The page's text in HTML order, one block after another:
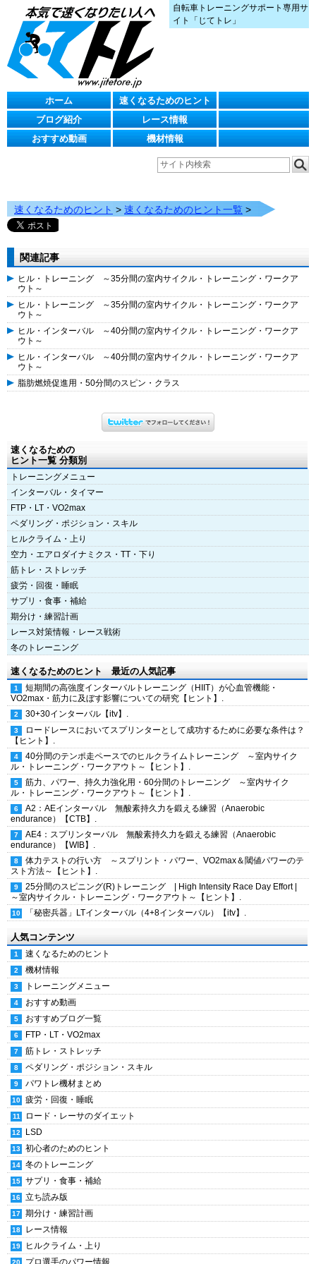
自転車トレーニングサポート専用サ
イト「じてトレ」
ホーム
速くなるためのヒント
ブログ紹介
レース情報
おすすめ動画
機材情報
速くなるためのヒント > 速くなるためのヒント一覧 >
関連記事
ヒル・トレーニング ～35分間の室内サイクル・トレーニング・ワークア
ウト～
ヒル・トレーニング ～35分間の室内サイクル・トレーニング・ワークア
ウト～
ヒル・インターバル ～40分間の室内サイクル・トレーニング・ワークア
ウト～
ヒル・インターバル ～40分間の室内サイクル・トレーニング・ワークア
ウト～
脂肪燃焼促進用・50分間のスピン・クラス
速くなるための
ヒント一覧 分類別
トレーニングメニュー
インターバル・タイマー
FTP・LT・VO2max
ペダリング・ポジション・スキル
ヒルクライム・上り
空力・エアロダイナミクス・TT・下り
筋トレ・ストレッチ
疲労・回復・睡眠
サプリ・食事・補給
期分け・練習計画
レース対策情報・レース戦術
冬のトレーニング
速くなるためのヒント 最近の人気記事
短期間の高強度インターバルトレーニング（HIIT）が心血管機能・
VO2max・筋力に及ぼす影響についての研究【ヒント】.
30+30インターバル【itv】.
ロードレースにおいてスプリンターとして成功するために必要な条件は？
【ヒント】.
40分間のテンポ走ペースでのヒルクライムトレーニング ～室内サイク
ル・トレーニング・ワークアウト～【ヒント】.
筋力、パワー、持久力強化用・60分間のトレーニング ～室内サイク
ル・トレーニング・ワークアウト～【ヒント】.
A2：AEインターバル 無酸素持久力を鍛える練習（Anaerobic
endurance）【CTB】.
AE4：スプリンターバル 無酸素持久力を鍛える練習（Anaerobic
endurance）【WIB】.
体力テストの行い方 ～スプリント・パワー、VO2max＆閾値パワーのテ
スト方法～【ヒント】.
25分間のスピニング(R)トレーニング | High Intensity Race Day Effort |
～室内サイクル・トレーニング・ワークアウト～【ヒント】.
「秘密兵器」LTインターバル（4+8インターバル）【itv】.
人気コンテンツ
速くなるためのヒント
機材情報
トレーニングメニュー
おすすめ動画
おすすめブログ一覧
FTP・LT・VO2max
筋トレ・ストレッチ
ペダリング・ポジション・スキル
パワトレ機材まとめ
疲労・回復・睡眠
ロード・レーサのダイエット
LSD
初心者のためのヒント
冬のトレーニング
サプリ・食事・補給
立ち読み版
期分け・練習計画
レース情報
ヒルクライム・上り
プロ選手のパワー情報